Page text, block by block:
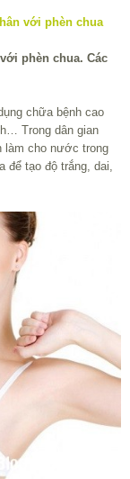
phèn chua. Các
chữa bệnh cao
Trong dân gian
làm cho nước trong
để tạo độ trắng, dai,